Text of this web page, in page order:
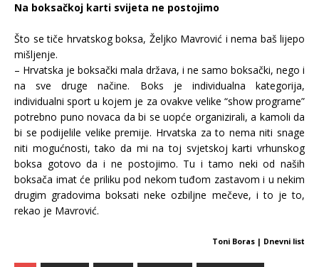
Na boksačkoj karti svijeta ne postojimo
Što se tiče hrvatskog boksa, Željko Mavrović i nema baš lijepo
mišljenje.
– Hrvatska je boksački mala država, i ne samo boksački, nego i
na sve druge načine. Boks je individualna kategorija,
individualni sport u kojem je za ovakve velike “show programe”
potrebno puno novaca da bi se uopće organizirali, a kamoli da
bi se podijelile velike premije. Hrvatska za to nema niti snage
niti mogućnosti, tako da mi na toj svjetskoj karti vrhunskog
boksa gotovo da i ne postojimo. Tu i tamo neki od naših
boksača imat će priliku pod nekom tuđom zastavom i u nekim
drugim gradovima boksati neke ozbiljne mečeve, i to je to,
rekao je Mavrović.
Toni Boras | Dnevni list